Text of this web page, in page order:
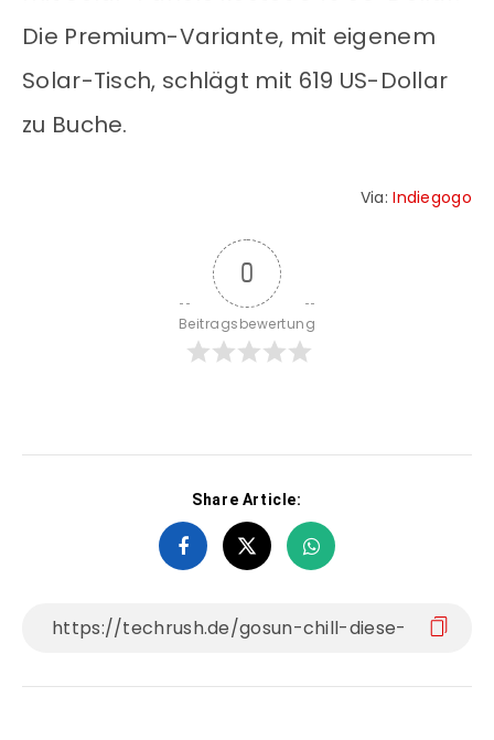
Die Premium-Variante, mit eigenem
Solar-Tisch, schlägt mit 619 US-Dollar
zu Buche.
Via:Indiegogo
0
Beitragsbewertung
Share Article: